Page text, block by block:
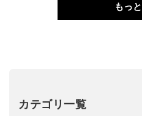
もっ
カテゴリ一覧